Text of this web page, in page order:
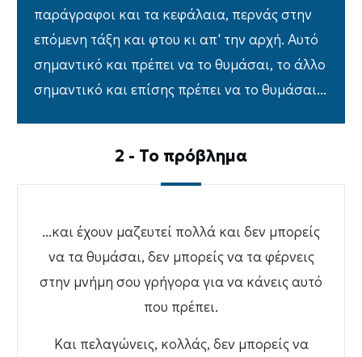
παράγραφοι και τα κεφάλαια, περνάς στην
επόμενη τάξη και φτου κι απ' την αρχή. Αυτό
σημαντικό και πρέπει να το θυμάσαι, το άλλο
σημαντικό και επίσης πρέπει να το θυμάσαι...
2 - Το πρόβλημα
...και έχουν μαζευτεί πολλά και δεν μπορείς
να τα θυμάσαι, δεν μπορείς να τα φέρνεις
στην μνήμη σου γρήγορα για να κάνεις αυτό
που πρέπει.
Και πελαγώνεις, κολλάς, δεν μπορείς να